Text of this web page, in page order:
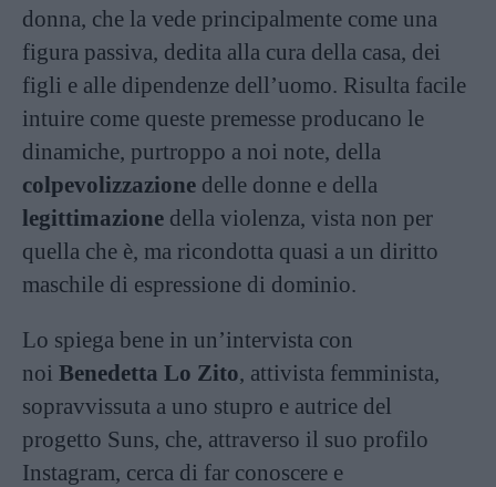
donna, che la vede principalmente come una
figura passiva, dedita alla cura della casa, dei
figli e alle dipendenze dell’uomo. Risulta facile
intuire come queste premesse producano le
dinamiche, purtroppo a noi note, della
colpevolizzazione delle donne e della
legittimazione della violenza, vista non per
quella che è, ma ricondotta quasi a un diritto
maschile di espressione di dominio.
Lo spiega bene in un’intervista con
noi Benedetta Lo Zito, attivista femminista,
sopravvissuta a uno stupro e autrice del
progetto Suns, che, attraverso il suo profilo
Instagram, cerca di far conoscere e